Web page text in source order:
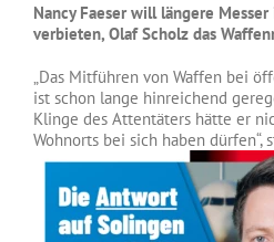
Nancy Faeser will längere
verbieten, Olaf Scholz das
„Das Mitführen von Waffen bei
ist schon lange hinreichend
Klinge des Attentäters hätte er
Wohnorts bei sich haben dürfen“,